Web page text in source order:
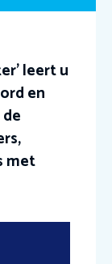
leert u
en
met